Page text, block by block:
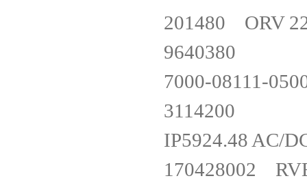
201480
7000-08111-
IP5924.48
170428002